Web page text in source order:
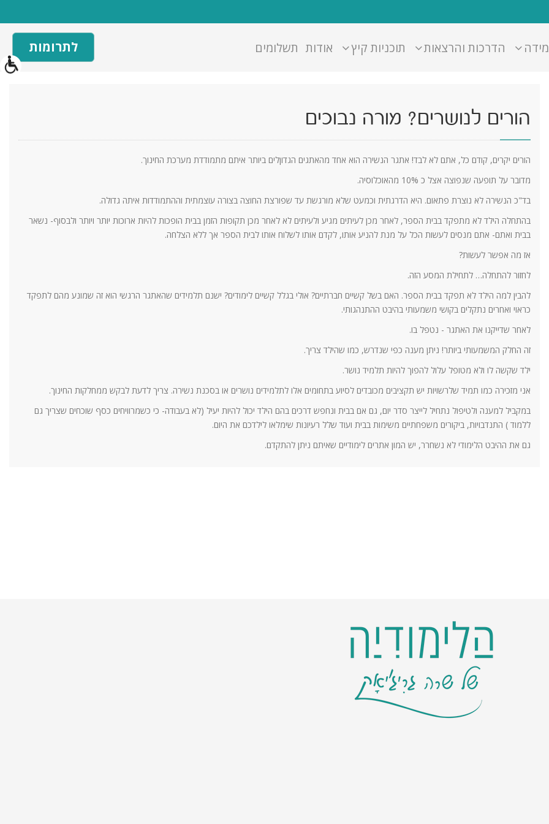
הדרכות והרצאות תוכניות קיץ אודות תשלומים לתרומות
הורים לנושרים? מורה נבוכים
הורים יקרים, קודם כל, אתם לא לבד! אתגר הנשירה הוא אחד מהאתגים הגדוןלים ביותר איתם מתמודדת מערכת החינוך.
מדובר על תופעה שנפוצה אצל כ 10% מהאוכלוסיה.
בד"כ הנשירה לא נוצרת פתאום. היא הדרגתית וכמעט שלא מורגשת עד שפורצת החוצה בצורה עוצמתית וההתמודדות איתה גדולה.
בהתחלה הילד לא מתפקד בבית הספר, לאחר מכן לעיתים מגיע ולעיתים לא לאחר מכן תקופות הזמן בבית הופכות להיות ארוכות יותר ויותר ולבסוף- נשאר
בבית ואתם- אתם מנסים לעשות הכל על מנת להניע אותו, לקדם אותו לשלוח אותו לבית הספר אך ללא הצלחה.
אז מה אפשר לעשות?
לחזור להתחלה… לתחילת המסע הזה.
להבין למה הילד לא תפקד בבית הספר. האם בשל קשיים חברתיים? אולי בגלל קשיים לימודים? ישנם תלמידים שהאתגר הרגשי הוא זה שמונע מהם לתפקד
כראוי ואחרים נתקלים בקושי משמעותי בהיבט ההתנהגותי.
לאחר שדייקנו את האתגר - נטפל בו.
זה החלק המשמעותי ביותר! ניתן מענה כפי שנדרש, כמו שהילד צריך.
ילד שקשה לו ולא מטופל עלול להפוך להיות תלמיד נושר.
אני מזכירה כמו תמיד שלרשויות יש תקציבים מכובדים לסיוע בתחומים אלו לתלמידים נושרים או בסכנת נשירה. צריך לדעת לבקש ממחלקות החינוך.
במקביל למענה ולטיפול נתחיל לייצר סדר יום, גם אם בבית ונחפש דרכים בהם הילד יכול להיות יעיל (לא בעבודה- כי כשמרוויחים כסף שוכחים שצריך גם
ללמוד ) התנדבויות, ביקורים משפחתיים משימות בבית ועוד שלל רעיונות שימלאו לילדכם את היום.
גם את ההיבט הלימודי לא נשחרר, יש המון אתרים לימודיים שאיתם ניתן להתקדם.